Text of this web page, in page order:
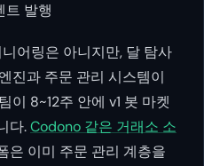
트 발행
어링은 아니지만, 달 탐사
진과 주문 관리 시스템이
이 8~12주 안에 v1 봇 마켓
다.Codono 같은 거래소 소
은 이미 주문 관리 계층을